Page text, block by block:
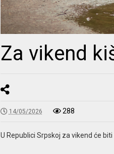
Za vikend
14/05/2026 288
U Republici Srpskoj za vikend će